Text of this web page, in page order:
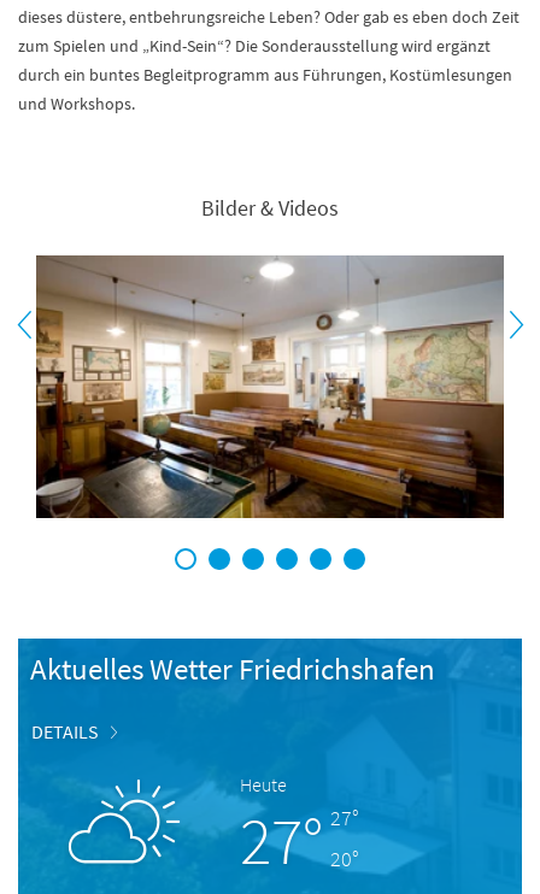
dieses düstere, entbehrungsreiche Leben? Oder gab es eben doch Zeit
zum Spielen und „Kind-Sein“? Die Sonderausstellung wird ergänzt
durch ein buntes Begleitprogramm aus Führungen, Kostümlesungen
und Workshops.
Bilder & Videos
1 2 3 4 5 6
Aktuelles Wetter Friedrichshafen
DETAILS
Heute
27° 27°
20°